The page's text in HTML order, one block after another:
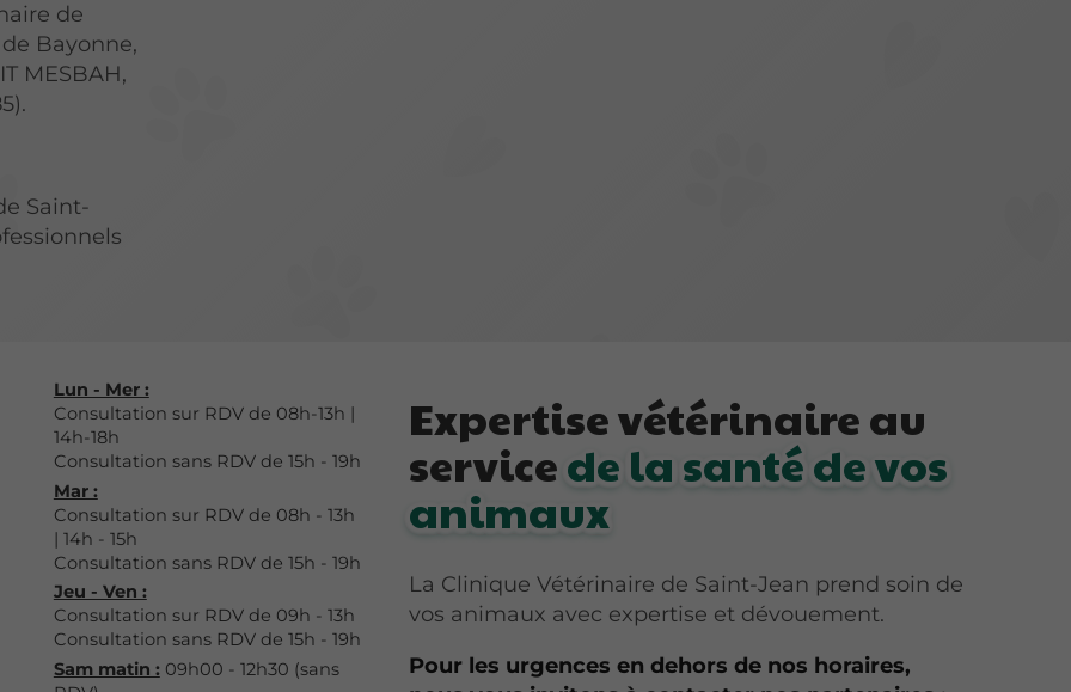
de
Bayonne,
MESBAH,
Saint-
Lun - Mer :
Consultation sur RDV de 08h-13h |
14h-18h
Consultation sans RDV de 15h - 19h
Mar :
Consultation sur RDV de 08h - 13h
| 14h - 15h
Consultation sans RDV de 15h - 19h
Jeu - Ven :
Consultation sur RDV de 09h - 13h
Consultation sans RDV de 15h - 19h
Sam matin : 09h00 - 12h30 (sans
Expertise vétérinaire au
servicede la santé de vos
animaux
La Clinique Vétérinaire de Saint-Jean prend soin de
vos animaux avec expertise et dévouement.
Pour les urgences en dehors de nos horaires,